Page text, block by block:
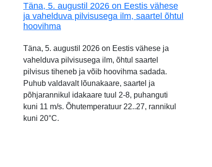
Täna, 5. augustil 2026 on Eestis vähese
ja vahelduva pilvisusega ilm, saartel õhtul
hoovihma
Täna, 5. augustil 2026 on Eestis vähese ja
vahelduva pilvisusega ilm, õhtul saartel
pilvisus tiheneb ja võib hoovihma sadada.
Puhub valdavalt lõunakaare, saartel ja
põhjarannikul idakaare tuul 2-8, puhanguti
kuni 11 m/s. Õhutemperatuur 22..27, rannikul
kuni 20°C.